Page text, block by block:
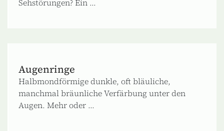
Sehstörungen? Ein ...
Augenringe
Halbmondförmige dunkle, oft bläuliche,
manchmal bräunliche Verfärbung unter den
Augen. Mehr oder ...